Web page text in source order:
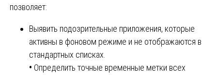
позволяет:
Выявить подозрительные приложения, которые
активны в фоновом режиме и не отображаются в
стандартных списках.
• Определить точные временные метки всех